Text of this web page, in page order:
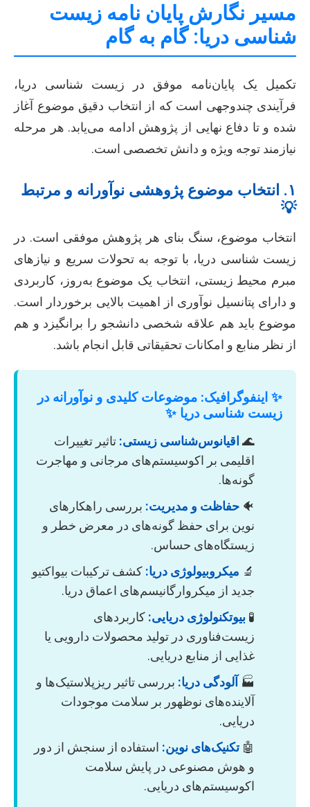
مسیر نگارش پایان نامه زیست
شناسی دریا: گام به گام
تکمیل یک پایان‌نامه موفق در زیست شناسی دریا،
فرآیندی چندوجهی است که از انتخاب دقیق موضوع آغاز
شده و تا دفاع نهایی از پژوهش ادامه می‌یابد. هر مرحله
نیازمند توجه ویژه و دانش تخصصی است.
۱. انتخاب موضوع پژوهشی نوآورانه و مرتبط
💡
انتخاب موضوع، سنگ بنای هر پژوهش موفقی است. در
زیست شناسی دریا، با توجه به تحولات سریع و نیازهای
مبرم محیط زیستی، انتخاب یک موضوع به‌روز، کاربردی
و دارای پتانسیل نوآوری از اهمیت بالایی برخوردار است.
موضوع باید هم علاقه شخصی دانشجو را برانگیزد و هم
از نظر منابع و امکانات تحقیقاتی قابل انجام باشد.
✨ اینفوگرافیک: موضوعات کلیدی و نوآورانه در
زیست شناسی دریا ✨
🌊 اقیانوس‌شناسی زیستی: تاثیر تغییرات
اقلیمی بر اکوسیستم‌های مرجانی و مهاجرت
گونه‌ها.
🐠 حفاظت و مدیریت: بررسی راهکارهای
نوین برای حفظ گونه‌های در معرض خطر و
زیستگاه‌های حساس.
🔬 میکروبیولوژی دریا: کشف ترکیبات بیواکتیو
جدید از میکروارگانیسم‌های اعماق دریا.
🧪 بیوتکنولوژی دریایی: کاربردهای
زیست‌فناوری در تولید محصولات دارویی یا
غذایی از منابع دریایی.
🏭 آلودگی دریا: بررسی تاثیر ریزپلاستیک‌ها و
آلاینده‌های نوظهور بر سلامت موجودات
دریایی.
🤖تکنیک‌های نوین: استفاده از سنجش از دور
و هوش مصنوعی در پایش سلامت
اکوسیستم‌های دریایی.